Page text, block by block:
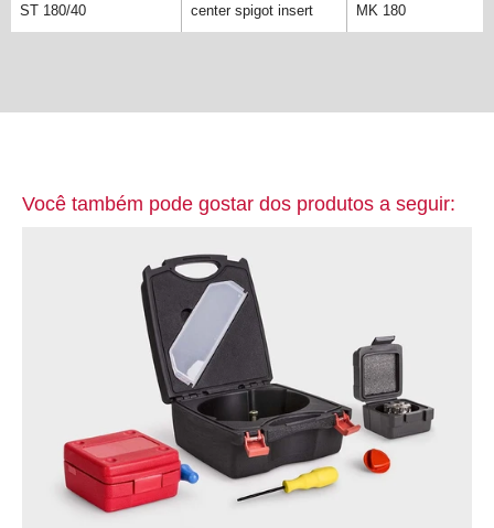
ST 180/40 center spigot insert MK 180
Você também pode gostar dos produtos a seguir: